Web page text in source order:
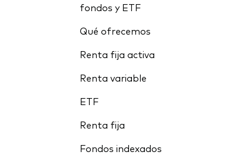
fondos y ETF
Qué ofrecemos
Renta fija activa
Renta variable
ETF
Renta fija
Fondos indexados